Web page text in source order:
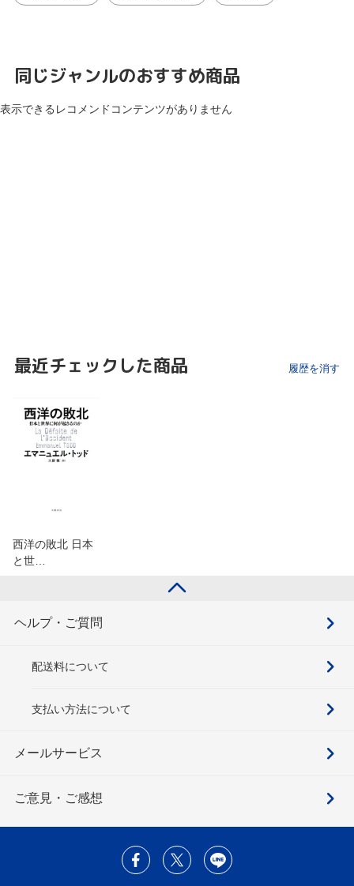
同じジャンルのおすすめ商品
表示できるレコメンドコンテンツがありません
最近チェックした商品 履歴を消す
西洋の敗北 日本
と世…
ヘルプ・ご質問
配送料について
支払い方法について
メールサービス
ご意見・ご感想